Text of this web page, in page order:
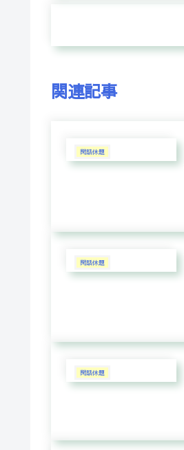
関連記事
閑話休題
閑話休題
閑話休題